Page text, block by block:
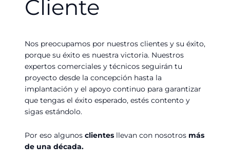
Cliente
Nos preocupamos por nuestros clientes y su éxito,
porque su éxito es nuestra victoria. Nuestros
expertos comerciales y técnicos seguirán tu
proyecto desde la concepción hasta la
implantación y el apoyo continuo para garantizar
que tengas el éxito esperado, estés contento y
sigas estándolo.
Por eso algunos clientes llevan con nosotros más
de una década.